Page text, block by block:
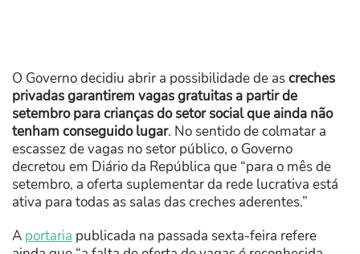
O Governo decidiu abrir a possibilidade de ascreches
privadas garantirem vagas gratuitas a partir de
setembro para crianças do setor social que ainda não
tenham conseguido lugar. No sentido de colmatar a
escassez de vagas no setor público, o Governo
decretou em Diário da República que “para o mês de
setembro, a oferta suplementar da rede lucrativa está
ativa para todas as salas das creches aderentes.”
A portaria publicada na passada sexta-feira refere